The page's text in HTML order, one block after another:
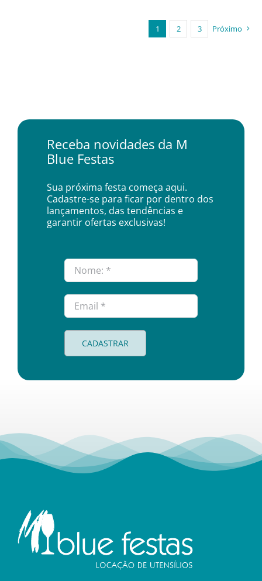
1 2 3 Próximo
Receba novidades da M
Blue Festas
Sua próxima festa começa aqui.
Cadastre-se para ficar por dentro dos
lançamentos, das tendências e
garantir ofertas exclusivas!
CADASTRAR